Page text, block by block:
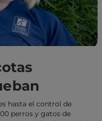
hasta el control de
perros y gatos de